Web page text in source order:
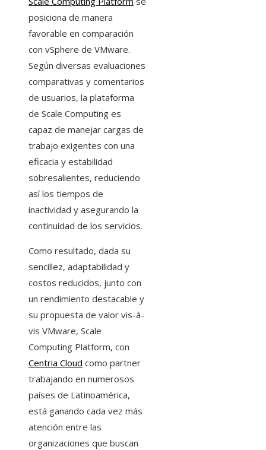
posiciona de manera
favorable en comparación
con vSphere de VMware.
Según diversas evaluaciones
comparativas y comentarios
de usuarios, la plataforma
de Scale Computing es
capaz de manejar cargas de
trabajo exigentes con una
eficacia y estabilidad
sobresalientes, reduciendo
así los tiempos de
inactividad y asegurando la
continuidad de los servicios.
Como resultado, dada su
sencillez, adaptabilidad y
costos reducidos, junto con
un rendimiento destacable y
su propuesta de valor vis-à-
vis VMware, Scale
Computing Platform, con
Centria Cloud como partner
trabajando en numerosos
países de Latinoamérica,
está ganando cada vez más
atención entre las
organizaciones que buscan